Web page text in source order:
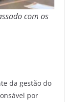
com os
da gestão do
por